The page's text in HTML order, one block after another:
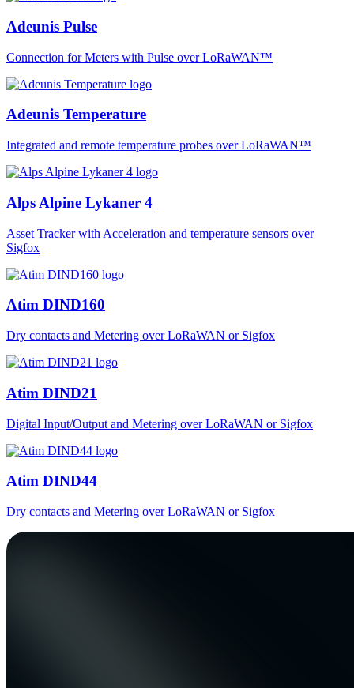
Adeunis Pulse
Connection for Meters with Pulse over LoRaWAN™
Adeunis Temperature
Integrated and remote temperature probes over LoRaWAN™
Alps Alpine Lykaner 4
Asset Tracker with Acceleration and temperature sensors over
Sigfox
Atim DIND160
Dry contacts and Metering over LoRaWAN or Sigfox
Atim DIND21
Digital Input/Output and Metering over LoRaWAN or Sigfox
Atim DIND44
Dry contacts and Metering over LoRaWAN or Sigfox